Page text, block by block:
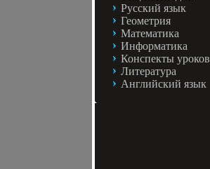
Русский язык
Геометрия
Математика
Информатика
Конспекты уроков
Литература
Английский язык